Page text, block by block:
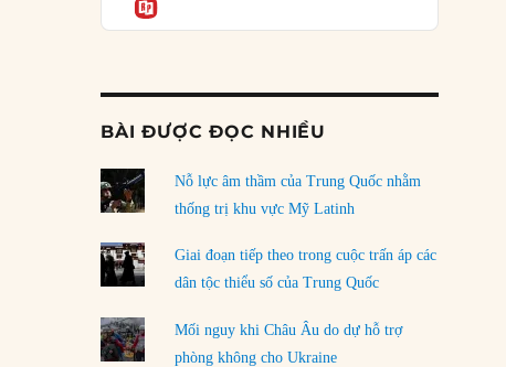
03/08/2026
Đặt cược vào thất bại: Các quỹ đầu tư mạo
rủi ro
02/08/2026
Làm thế nào để kết thúc Chiến tranh Iran?
01/08/2026
Chiến lược kế tiếp của Bắc Kinh ở Biển Đông
31/07/2026
BÀI ĐƯỢC ĐỌC NHIỀU
Nỗ lực âm thầm của Trung Quốc nhằm
thống trị khu vực Mỹ Latinh
Giai đoạn tiếp theo trong cuộc trấn áp các
dân tộc thiểu số của Trung Quốc
Mối nguy khi Châu Âu do dự hỗ trợ
phòng không cho Ukraine